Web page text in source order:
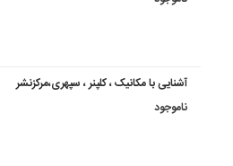
آشنایی با مکانیک ، کلپنر ، سپهری،مرکزنشر
ناموجود